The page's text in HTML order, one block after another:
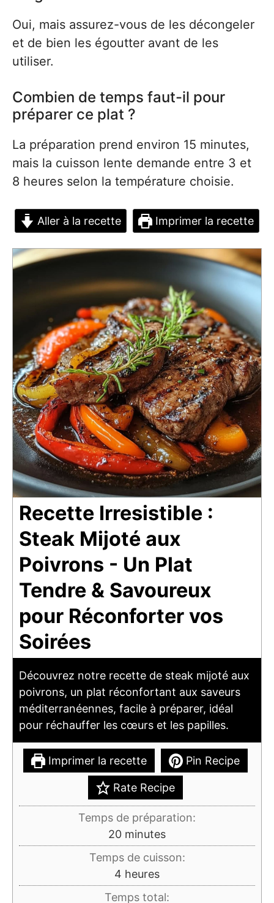
Oui, mais assurez-vous de les décongeler
et de bien les égoutter avant de les
utiliser.
Combien de temps faut-il pour
préparer ce plat ?
La préparation prend environ 15 minutes,
mais la cuisson lente demande entre 3 et
8 heures selon la température choisie.
Aller à la recette Imprimer la recette
Recette Irresistible :
Steak Mijoté aux
Poivrons - Un Plat
Tendre & Savoureux
pour Réconforter vos
Soirées
Découvrez notre recette de steak mijoté aux
poivrons, un plat réconfortant aux saveurs
méditerranéennes, facile à préparer, idéal
pour réchauffer les cœurs et les papilles.
Imprimer la recette Pin Recipe
Rate Recipe
Temps de préparation:
20minutes
minutes
Temps de cuisson:
4 heures
heures
Temps total: